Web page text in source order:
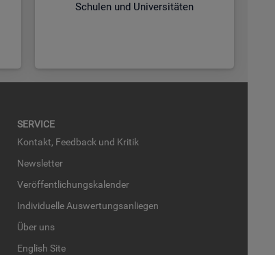
Schulen und Universitäten
SER­VICE
Kon­takt, Feed­back und Kri­tik
News­let­ter
Ver­öf­fent­li­chungs­ka­len­der
In­di­vi­du­el­le Aus­wer­tungs­an­lie­gen
Über uns
English Site